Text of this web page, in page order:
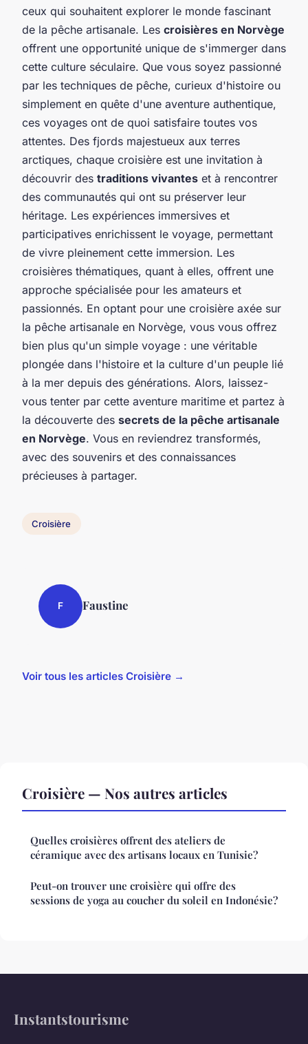
ceux qui souhaitent explorer le monde fascinant
de la pêche artisanale. Les croisières en Norvège
offrent une opportunité unique de s'immerger dans
cette culture séculaire. Que vous soyez passionné
par les techniques de pêche, curieux d'histoire ou
simplement en quête d'une aventure authentique,
ces voyages ont de quoi satisfaire toutes vos
attentes. Des fjords majestueux aux terres
arctiques, chaque croisière est une invitation à
découvrir des traditions vivantes et à rencontrer
des communautés qui ont su préserver leur
héritage. Les expériences immersives et
participatives enrichissent le voyage, permettant
de vivre pleinement cette immersion. Les
croisières thématiques, quant à elles, offrent une
approche spécialisée pour les amateurs et
passionnés. En optant pour une croisière axée sur
la pêche artisanale en Norvège, vous vous offrez
bien plus qu'un simple voyage : une véritable
plongée dans l'histoire et la culture d'un peuple lié
à la mer depuis des générations. Alors, laissez-
vous tenter par cette aventure maritime et partez à
la découverte des secrets de la pêche artisanale
en Norvège. Vous en reviendrez transformés,
avec des souvenirs et des connaissances
précieuses à partager.
Croisière
F Faustine
Voir tous les articles Croisière →
Croisière — Nos autres articles
Quelles croisières offrent des ateliers de
céramique avec des artisans locaux en Tunisie?
Peut-on trouver une croisière qui offre des
sessions de yoga au coucher du soleil en Indonésie?
Instantstourisme